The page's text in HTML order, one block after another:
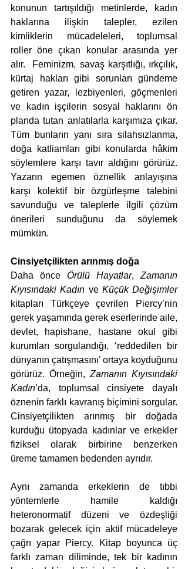
konunun tartışıldığı metinlerde, kadın
haklarına ilişkin talepler, ezilen
kimliklerin mücadeleleri, toplumsal
roller öne çıkan konular arasında yer
alır.  Feminizm, savaş karşıtlığı, ırkçılık,
kürtaj hakları gibi sorunları gündeme
getiren yazar, lezbiyenleri, göçmenleri
ve kadın işçilerin sosyal haklarını ön
planda tutan anlatılarla karşımıza çıkar.
Tüm bunların yanı sıra silahsızlanma,
doğa katliamları gibi konularda hâkim
söylemlere karşı tavır aldığını görürüz.
Yazarın egemen öznellik anlayışına
karşı kolektif bir özgürleşme talebini
savunduğu ve taleplerle ilgili çözüm
önerileri sunduğunu da söylemek
mümkün.
Cinsiyetçilikten arınmış doğa
Daha önce Örülü Hayatlar, Zamanın
Kıyısındaki Kadın ve Küçük Değişimler
kitapları Türkçeye çevrilen Piercy’nin
gerek yaşamında gerek eserlerinde aile,
devlet, hapishane, hastane okul gibi
kurumları sorgulandığı, ‘reddedilen bir
dünyanın çatışmasını’ ortaya koyduğunu
görürüz. Örneğin, Zamanın Kıyısındaki
Kadın’da, toplumsal cinsiyete dayalı
öznenin farklı kavranış biçimini sorgular.
Cinsiyetçilikten arınmış bir doğada
kurduğu ütopyada kadınlar ve erkekler
fiziksel olarak birbirine benzerken
üreme tamamen bedenden ayrıdır.
Aynı zamanda erkeklerin de tıbbi
yöntemlerle hamile kaldığı
heteronormatif düzeni ve özdeşliği
bozarak gelecek için aktif mücadeleye
çağrı yapar Piercy. Kitap boyunca üç
farklı zaman diliminde, tek bir kadının